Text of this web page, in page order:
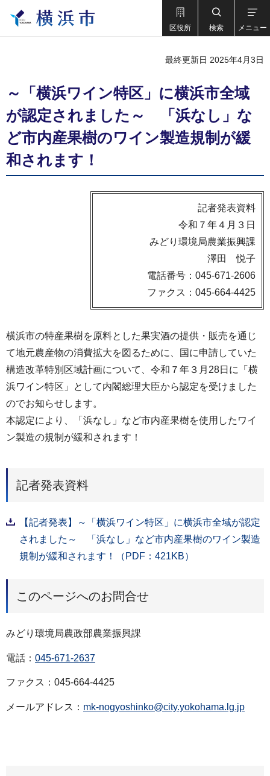
区役所 検索 メニュー
最終更新日 2025年4月3日
～「横浜ワイン特区」に横浜市全域
が認定されました～ 「浜なし」な
ど市内産果樹のワイン製造規制が緩
和されます！
記者発表資料
令和７年４月３日
みどり環境局農業振興課
澤田 悦子
電話番号：045-671-2606
ファクス：045-664-4425
横浜市の特産果樹を原料とした果実酒の提供・販売を通じ
て地元農産物の消費拡大を図るために、国に申請していた
構造改革特別区域計画について、令和７年３月28日に「横
浜ワイン特区」として内閣総理大臣から認定を受けました
のでお知らせします。
本認定により、「浜なし」など市内産果樹を使用したワイ
ン製造の規制が緩和されます！
記者発表資料
【記者発表】～「横浜ワイン特区」に横浜市全域が認定
されました～ 「浜なし」など市内産果樹のワイン製造
規制が緩和されます！（PDF：421KB）
このページへのお問合せ
みどり環境局農政部農業振興課
電話： 045-671-2637
ファクス：045-664-4425
メールアドレス： mk-nogyoshinko@city.yokohama.lg.jp